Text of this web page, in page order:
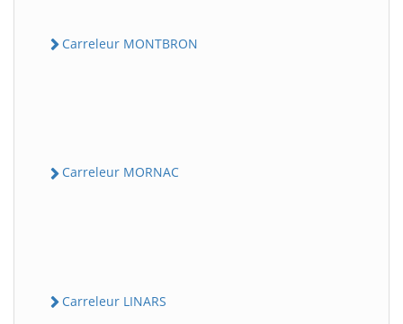
Carreleur MONTBRON
Carreleur MORNAC
Carreleur LINARS